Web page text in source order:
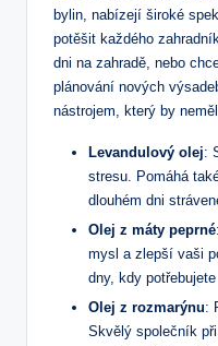
bylin, ‍nabízejí​ široké
potěšit každého
dni⁣ na zahradě, nebo
plánování nových
nástrojem, který by
Levandulový olej:
stresu. Pomáhá
dlouhém dni
Olej z máty peprné
mysl⁢ a zlepší vaši
dny, kdy
Olej z rozmarýnu:
Skvělý společník